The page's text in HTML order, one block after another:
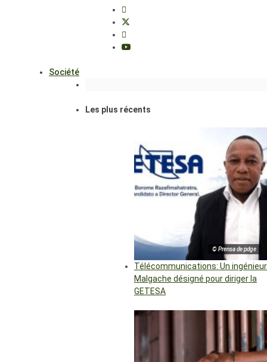
Société
Les plus récents
© Prensa de pdge
Télécommunications: Un ingénieur
Malgache désigné pour diriger la
GETESA